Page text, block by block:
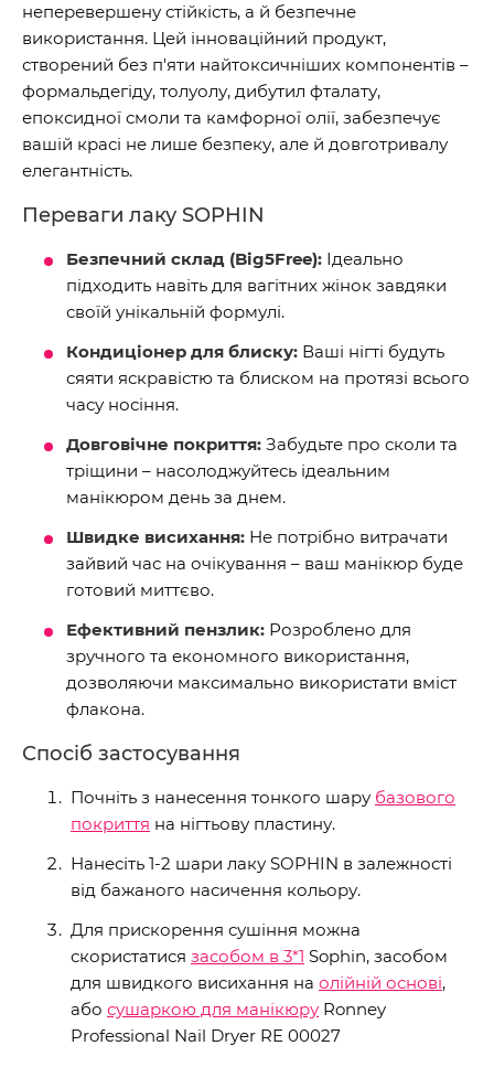
неперевершену стійкість, а й безпечне
використання. Цей інноваційний продукт,
створений без п'яти найтоксичніших компонентів –
формальдегіду, толуолу, дибутил фталату,
епоксидної смоли та камфорної олії, забезпечує
вашій красі не лише безпеку, але й довготривалу
елегантність.
Переваги лаку SOPHIN
Безпечний склад (Big5Free): Ідеально
підходить навіть для вагітних жінок завдяки
своїй унікальній формулі.
Кондиціонер для блиску: Ваші нігті будуть
сяяти яскравістю та блиском на протязі всього
часу носіння.
Довговічне покриття: Забудьте про сколи та
тріщини – насолоджуйтесь ідеальним
манікюром день за днем.
Швидке висихання: Не потрібно витрачати
зайвий час на очікування – ваш манікюр буде
готовий миттєво.
Ефективний пензлик: Розроблено для
зручного та економного використання,
дозволяючи максимально використати вміст
флакона.
Спосіб застосування
Почніть з нанесення тонкого шару базового
покриття на нігтьову пластину.
Нанесіть 1-2 шари лаку SOPHIN в залежності
від бажаного насичення кольору.
Для прискорення сушіння можна
скористатися засобом в 3*1 Sophin, засобом
для швидкого висихання на олійній основі,
або сушаркою для манікюру Ronney
Professional Nail Dryer RE 00027